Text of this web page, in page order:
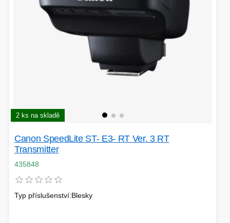
2 ks na skladě
Canon SpeedLite ST- E3- RT Ver. 3 RT
Transmitter
435848
Typ příslušenství:Blesky